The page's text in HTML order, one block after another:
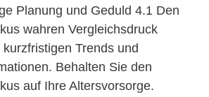
Planung und Geduld 4.1 Den
wahren Vergleichsdruck
Trends und
Behalten Sie den
auf Ihre Altersvorsorge.